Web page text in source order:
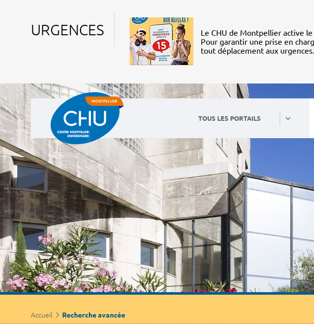
URGENCES
Le CHU de Montpellier active
Pour garantir une prise en
tout déplacement aux urgences.
TOUS LES PORTAILS
Accueil Recherche avancée